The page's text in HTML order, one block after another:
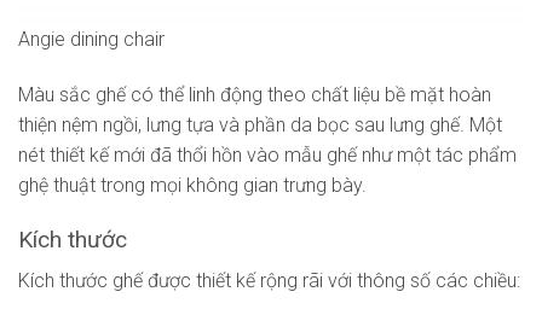
Angie dining chair
Màu sắc ghế có thể linh động theo chất liệu bề mặt hoàn
thiện nệm ngồi, lưng tựa và phần da bọc sau lưng ghế. Một
nét thiết kế mới đã thổi hồn vào mẫu ghế như một tác phẩm
ghệ thuật trong mọi không gian trưng bày.
Kích thước
Kích thước ghế được thiết kế rộng rãi với thông số các chiều: